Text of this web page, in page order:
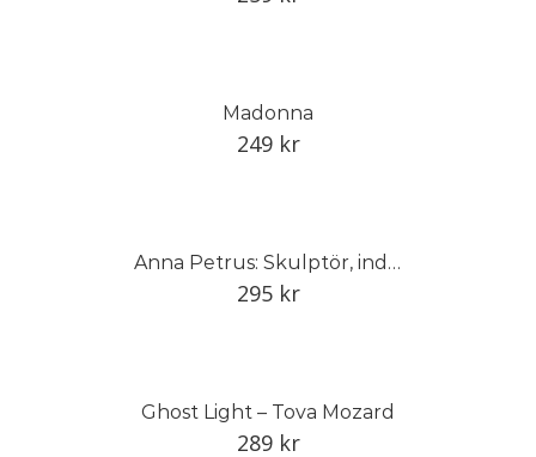
Madonna
249 kr
Anna Petrus: Skulptör, industrikonstnär och pionjär
295 kr
Ghost Light – Tova Mozard
289 kr